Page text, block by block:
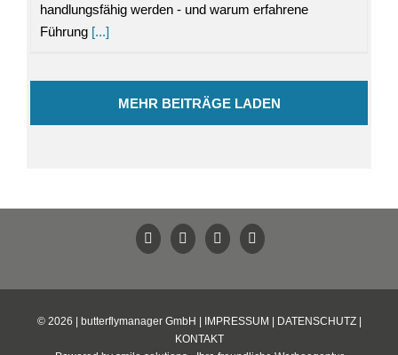
handlungsfähig werden - und warum erfahrene
Führung[...]
MEHR BEITRÄGE LADEN
© 2026 | butterflymanager GmbH | IMPRESSUM DATENSCHUTZ|
KONTAKT